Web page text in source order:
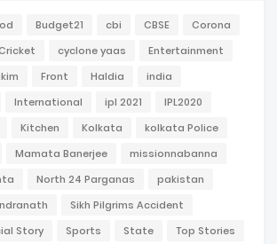
Budget21 cbi CBSE
Corona
cyclone yaas
Entertainment
Front Haldia
india
International ipl 2021
IPL2020
Kitchen Kolkata
kolkata Police
Mamata Banerjee
missionnabanna
North 24 Parganas
pakistan
Sikh Pilgrims Accident
Story Sports State
Top Stories